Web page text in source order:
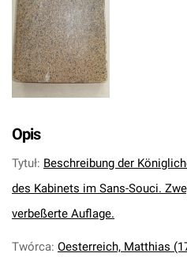
Opis
Tytuł: Beschreibung der
des Kabinets im Sans-Souci.
verbeßerte Auflage.
Twórca: Oesterreich, Matthias